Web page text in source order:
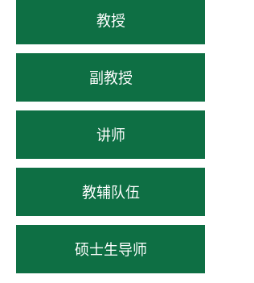
教授
副教授
讲师
教辅队伍
硕士生导师